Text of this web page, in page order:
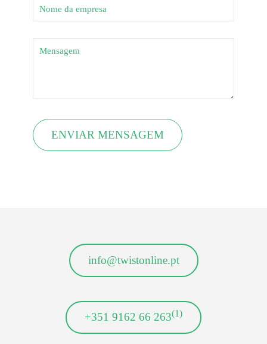
info@twistonline.pt
+351 9162 66 263(1)